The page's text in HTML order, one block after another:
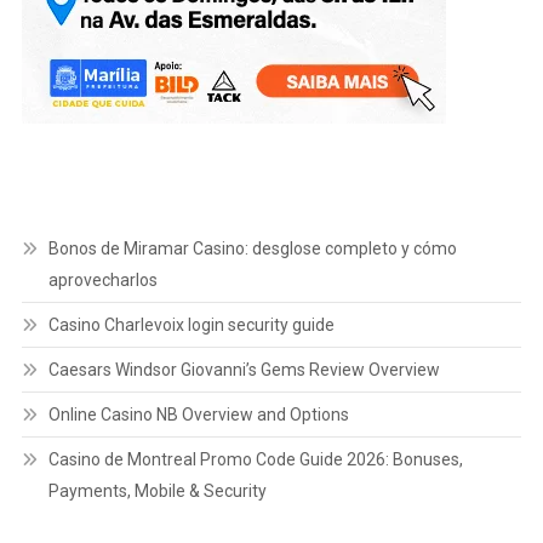
Bonos de Miramar Casino: desglose completo y cómo
aprovecharlos
Casino Charlevoix login security guide
Caesars Windsor Giovanni’s Gems Review Overview
Online Casino NB Overview and Options
Casino de Montreal Promo Code Guide 2026: Bonuses,
Payments, Mobile & Security